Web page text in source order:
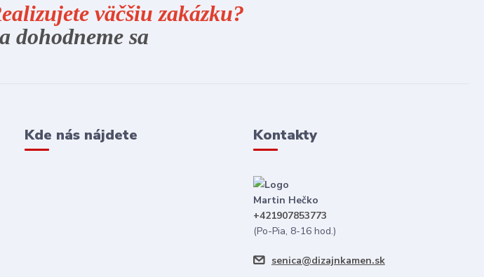
väčšiu zakázku?
dohodneme sa
Kde nás nájdete Kontakty
Martin Hečko
+421907853773
(Po-Pia, 8-16 hod.)
senica@dizajnkamen.sk